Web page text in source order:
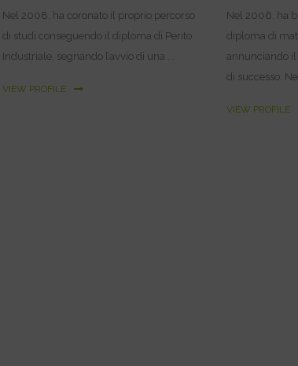
Nel 2008, ha coronato il proprio percorso
di studi conseguendo il diploma di Perito
Industriale, segnando l’avvio di una ...
VIEW PROFILE
Nel 2006, ha
diploma di
annunciando
di successo. Nel
VIEW PROFILE